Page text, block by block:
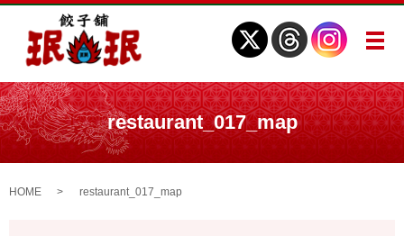
メ
restaurant_017_map
HOME restaurant_017_map